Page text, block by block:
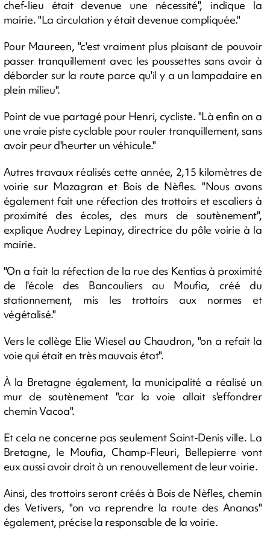
chef-lieu était devenue une nécessité", indique la
mairie. "La circulation y était devenue compliquée."
Pour Maureen, "c'est vraiment plus plaisant de pouvoir
passer tranquillement avec les poussettes sans avoir à
déborder sur la route parce qu'il y a un lampadaire en
plein milieu".
Point de vue partagé pour Henri, cycliste. "Là enfin on a
une vraie piste cyclable pour rouler tranquillement, sans
avoir peur d'heurter un véhicule."
Autres travaux réalisés cette année, 2,15 kilomètres de
voirie sur Mazagran et Bois de Nèfles. "Nous avons
également fait une réfection des trottoirs et escaliers à
proximité des écoles, des murs de soutènement",
explique Audrey Lepinay, directrice du pôle voirie à la
mairie.
"On a fait la réfection de la rue des Kentias à proximité
de l'école des Bancouliers au Moufia, créé du
stationnement, mis les trottoirs aux normes et
végétalisé."
Vers le collège Elie Wiesel au Chaudron, "on a refait la
voie qui était en très mauvais état".
À la Bretagne également, la municipalité a réalisé un
mur de soutènement "car la voie allait s'effondrer
chemin Vacoa".
Et cela ne concerne pas seulement Saint-Denis ville. La
Bretagne, le Moufia, Champ-Fleuri, Bellepierre vont
eux aussi avoir droit à un renouvellement de leur voirie.
Ainsi, des trottoirs seront créés à Bois de Nèfles, chemin
des Vetivers, "on va reprendre la route des Ananas"
également, précise la responsable de la voirie.